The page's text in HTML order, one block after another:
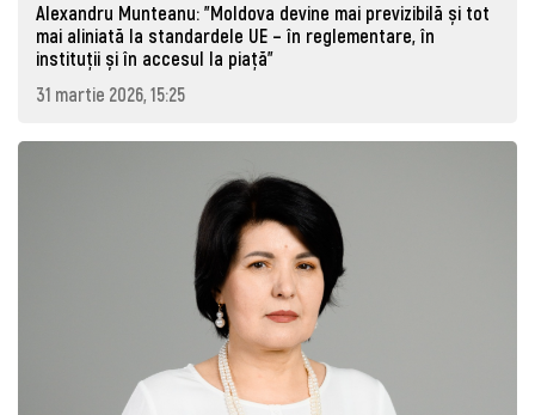
Alexandru Munteanu: "Moldova devine mai previzibilă și tot
mai aliniată la standardele UE – în reglementare, în
instituții și în accesul la piață"
31 martie 2026, 15:25